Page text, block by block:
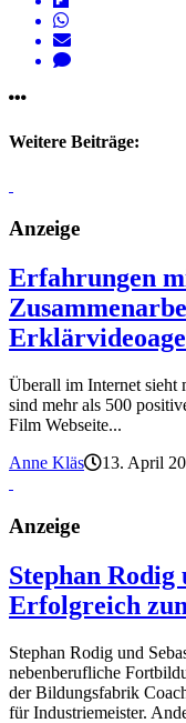
Weitere Beiträge:
Anzeige
Erfahrungen
Überall im Internet
sind mehr als 500
Film Webseite...
Anne Kläs
13. April
Anzeige
Stephan Rodig
Erfolgreich
Stephan Rodig und
nebenberufliche
der Bildungsfabrik
für Industriemeister.